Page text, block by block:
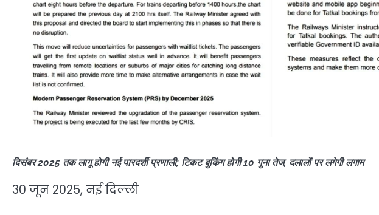
दिसंबर 2025 तक लागू होगी नई पारदर्शी प्रणाली; टिकट बुकिंग होगी 10 गुना तेज, दलालों पर लगेगी लगाम
30 जून 2025, नई दिल्ली